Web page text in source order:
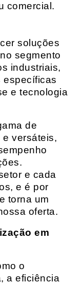
comercial.
soluções
segmento
industriais,
específicas
e tecnologia
de
versáteis,
e cada
e é por
torna um
oferta.
em
o
a eficiência